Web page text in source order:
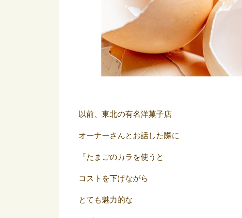
以前、東北の有名洋菓子店
オーナーさんとお話した際に
『たまごのカラを使うと
コストを下げながら
とても魅力的な